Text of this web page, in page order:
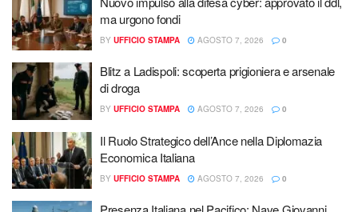
ma urgono fondi
BY UFFICIO STAMPA AGOSTO 7, 2026 0
Blitz a Ladispoli: scoperta prigioniera e arsenale
di droga
BY UFFICIO STAMPA AGOSTO 7, 2026 0
Il Ruolo Strategico dell’Ance nella Diplomazia
Economica Italiana
BY UFFICIO STAMPA AGOSTO 7, 2026 0